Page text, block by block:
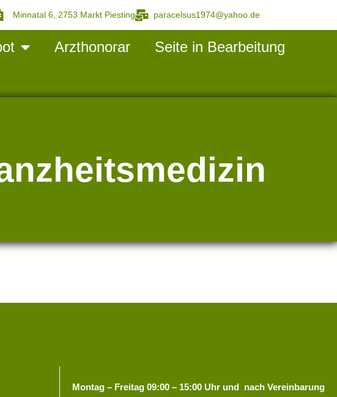
Minnatal 6, 2753 Markt Piesting paracelsus1974@yahoo.de
Arzthonorar Seite in Bearbeitung
Montag – Freitag 09:00 – 15:00 Uhr und nach Vereinbarung